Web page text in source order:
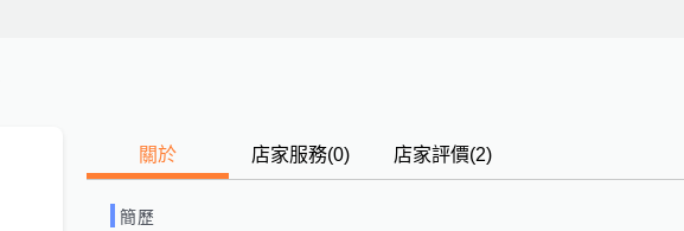
關於 店家服務(0) 店家評價(2)
簡歷